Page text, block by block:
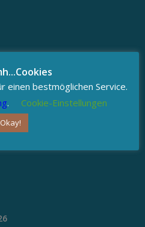
einen bestmöglichen Service.
. Cookie-Einstellungen
Okay!